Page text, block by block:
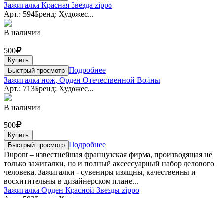
Зажигалка Красная Звезда zippo
Арт.: 594Бренд: Художес...
В наличии
500
Купить
Быстрый просмотр Подробнее
Зажигалка нож, Орден Отечественной Войны
Арт.: 713Бренд: Художес...
В наличии
500
Купить
Быстрый просмотр Подробнее
Dupont – известнейшая французская фирма, производящая не
только зажигалки, но и полный аксессуарный набор делового
человека. Зажигалки - сувениры изящны, качественны и
восхитительны в дизайнерском плане...
Зажигалка Орден Красной Звезды zippo